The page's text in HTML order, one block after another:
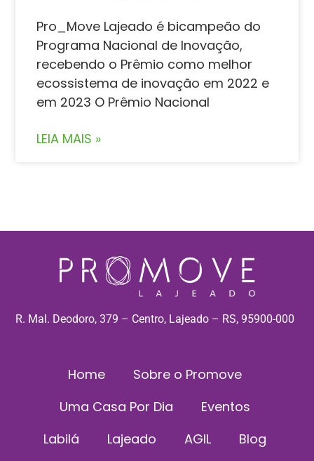
Pro_Move Lajeado é bicampeão do
Programa Nacional de Inovação,
recebendo o Prêmio como melhor
ecossistema de inovação em 2022 e
em 2023 O Prêmio Nacional
LEIA MAIS »
R. Mal. Deodoro, 379 – Centro, Lajeado – RS, 95900-000
Home
Sobre o Promove
Uma Casa Por Dia
Eventos
Labilá
Lajeado AGIL Blog